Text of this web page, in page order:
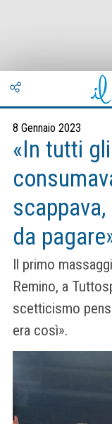
8 Gennaio 2023
«In tutti
da
Il primo
Remino, a
scetticismo
era così».